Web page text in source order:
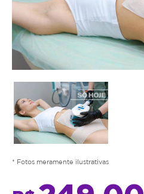
* Fotos meramente ilustrativas